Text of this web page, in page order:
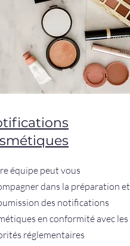
équipe peut vous
dans la préparation et
des notifications
en conformité avec les
réglementaires